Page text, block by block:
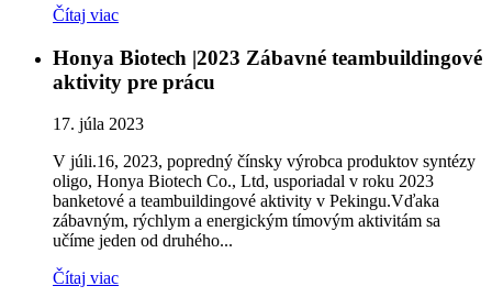
Čítaj viac
Honya Biotech |2023 Zábavné teambuildingové
aktivity pre prácu
17. júla 2023
V júli.16, 2023, popredný čínsky výrobca produktov syntézy
oligo, Honya Biotech Co., Ltd, usporiadal v roku 2023
banketové a teambuildingové aktivity v Pekingu.Vďaka
zábavným, rýchlym a energickým tímovým aktivitám sa
učíme jeden od druhého...
Čítaj viac